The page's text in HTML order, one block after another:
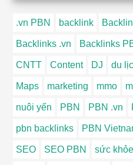
.vn PBN backlink
Backlinks .vn Backlinks
CNTT Content DJ du
Maps marketing mmo
nuôi yến PBN PBN .vn
pbn backlinks PBN
SEO SEO PBN sức khỏe